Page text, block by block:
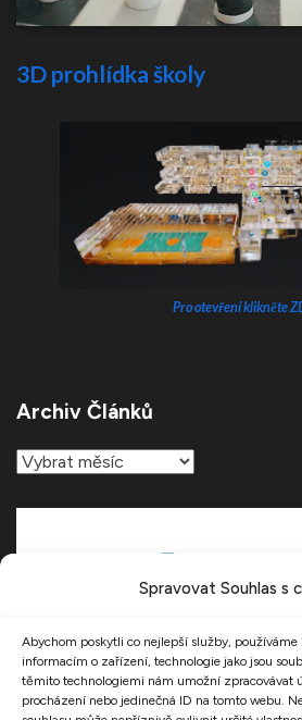
Spravovat Souhlas s
Abychom poskytli co nejlepší služby,
informacím o zařízení, technologie jako jsou
těmito technologiemi nám umožní zpracovávat
procházení nebo jedinečná ID na tomto webu.
3D prohlídka školy
Pro otevření klikněte
Archiv Článků
Archiv